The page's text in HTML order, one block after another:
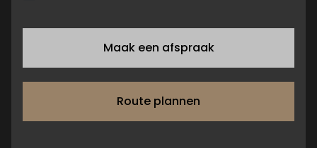
Maak een afspraak
Route plannen